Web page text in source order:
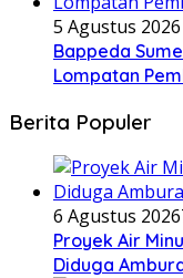
5 Agustus 2026
Bappeda
Lompatan
Berita Populer
6 Agustus 2026
Proyek Air
Diduga